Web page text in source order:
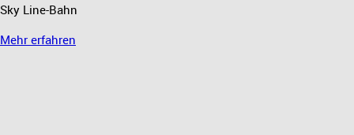
Sky Line-Bahn
Mehr erfahren